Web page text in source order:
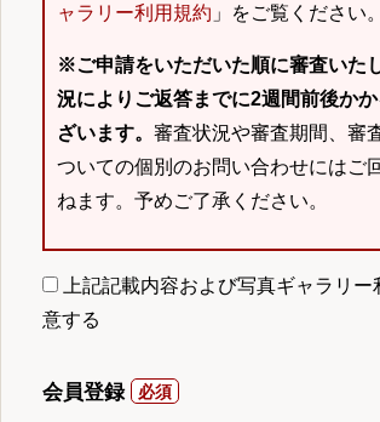
ャラリー利用規約 」をご覧ください。
※ご申請をいただいた順に審査いた
況によりご返答までに2週間前後か
ざいます。 審査状況や審査期間、審
ついての個別のお問い合わせにはご
ねます。予めご了承ください。
上記記載内容および写真ギャラリー
意する
会員登録